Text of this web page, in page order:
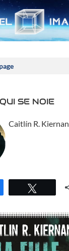
SE NOIE
Caitlín R. Kiernan
Tweetez